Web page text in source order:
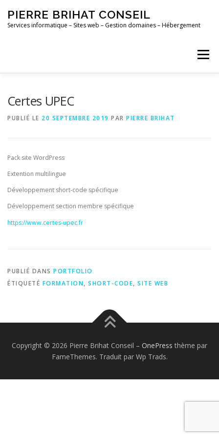
contenu
PIERRE BRIHAT CONSEIL
Services informatique – Sites web – Gestion domaines – Hébergement
Menu
Certes UPEC
PUBLIÉ LE 20 SEPTEMBRE 2019 PAR PIERRE BRIHAT
Pack site WordPress
Extention multilingue
Développement short-code spécifique
Développement section membre spécifique
https://www.certes-upec.fr
PUBLIÉ DANS PORTFOLIO
ÉTIQUETÉ FORMATION, SHORT-CODE, SITE WEB
Copyright © 2026 Pierre Brihat Conseil – OnePress thème par
FameThemes. Traduit par Wp Trads.